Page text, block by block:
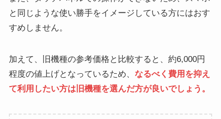
と同じような使い勝手をイメージしている方にはおす
すめしません。
加えて、旧機種の参考価格と比較すると、約6,000円
程度の値上げとなっているため、 なるべく費用を抑え
て利用したい方は旧機種を選んだ方が良いでしょう。